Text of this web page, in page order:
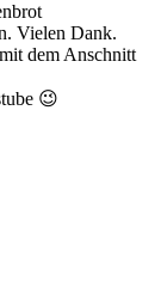
Vielen Dank.
dem Anschnitt
😉